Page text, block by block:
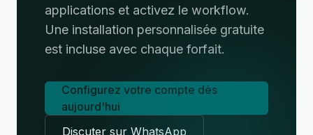
applications et activez le workflow.
Une installation personnalisée gratuite
est incluse avec chaque forfait.
Configurez votre compte dès
aujourd'hui
Discuter sur WhatsApp